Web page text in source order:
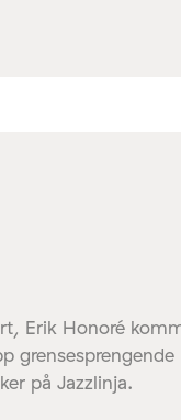
Erik Honoré
grensesprengende
på Jazzlinja.